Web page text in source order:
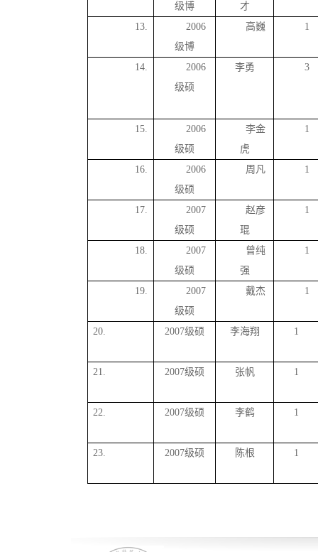
级博
才
13.
2006
级博
高巍 1
14.
2006
级硕
李勇 3
15.
2006
级硕
李金
虎
1
16.
2006
级硕
周凡 1
17.
2007
级硕
赵彦
琨
1
18.
2007
级硕
曾纯
强
1
19.
2007
级硕
戴杰 1
20. 2007级硕 李海翔 1
21. 2007级硕 张帆 1
22. 2007级硕 李鹤 1
23. 2007级硕 陈根 1